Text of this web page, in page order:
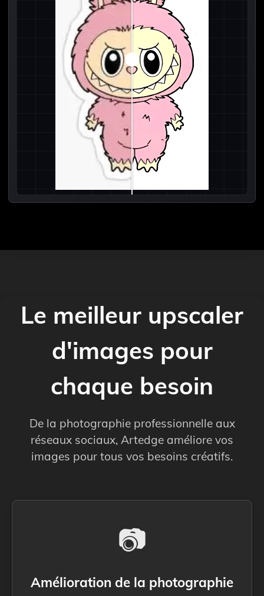
Le meilleur upscaler
d'images pour
chaque besoin
De la photographie professionnelle aux
réseaux sociaux, Artedge améliore vos
images pour tous vos besoins créatifs.
📷
Amélioration de la photographie